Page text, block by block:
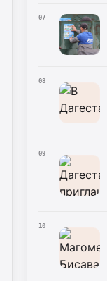
07
08
09
10